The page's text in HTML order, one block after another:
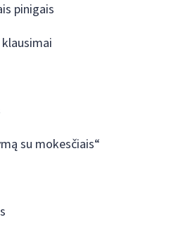
pinigais
su mokesčiais“